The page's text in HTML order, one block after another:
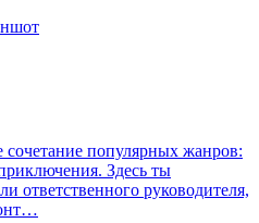
популярных жанров:
Здесь ты
ответственного руководителя,